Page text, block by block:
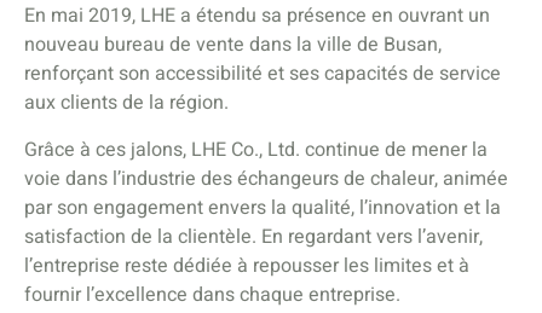
En mai 2019, LHE a étendu sa présence en ouvrant un
nouveau bureau de vente dans la ville de Busan,
renforçant son accessibilité et ses capacités de service
aux clients de la région.
Grâce à ces jalons, LHE Co., Ltd. continue de mener la
voie dans l’industrie des échangeurs de chaleur, animée
par son engagement envers la qualité, l’innovation et la
satisfaction de la clientèle. En regardant vers l’avenir,
l’entreprise reste dédiée à repousser les limites et à
fournir l’excellence dans chaque entreprise.